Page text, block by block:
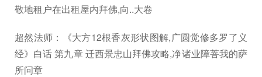
敬地租户在出租屋内拜佛,向..大卷
超然法师：《大方12根香灰形状图解,广圆觉修多罗了义
经》白话 第九章 迁西景忠山拜佛攻略,净诸业障菩我的萨
所问章